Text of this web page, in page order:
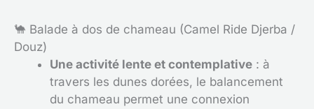
🐪 Balade à dos de chameau (Camel Ride Djerba /
Douz)
Une activité lente et contemplative : à
travers les dunes dorées, le balancement
du chameau permet une connexion